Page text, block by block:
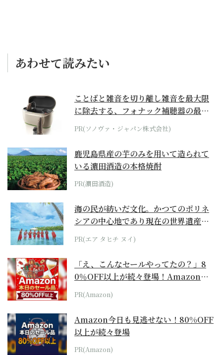
あわせて読みたい
ことばと雑音を切り離し雑音を最大限
に除去する、フォナック補聴器の最上
位モデル
PR(ソノヴァ・ジャパン株式会社)
鹿児島県産の芋のみを用いて造られて
いる濵田酒造の本格焼酎
PR(濵田酒造)
海の民が紡いだ文化。かつてのポリネ
シアの中心地であり現在の世界遺産か
らみえてくる...
PR(エア タヒチ ヌイ)
「え、こんなセールやってたの？」8
0％OFF以上が続々登場！Amazonの
本気が...
PR(Amazon)
Amazon今日も見逃せない！80%OFF
以上が続々登場
PR(Amazon)